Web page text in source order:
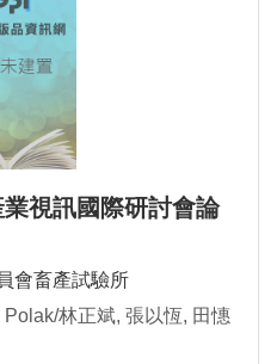
視訊國際研討會論
會畜產試驗所
林正斌, 張以恆, 田憓